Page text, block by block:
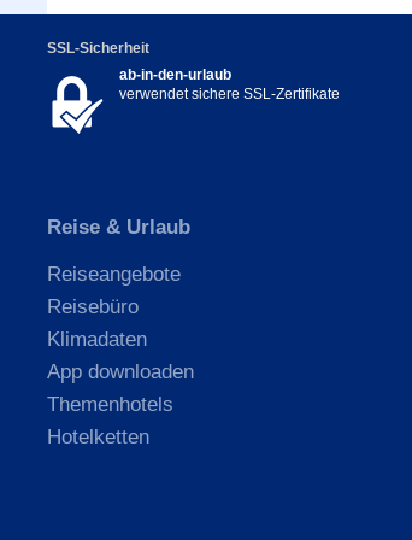
SSL-Sicherheit
ab-in-den-urlaub
verwendet sichere SSL-Zertifikate
Reise & Urlaub
Reiseangebote
Reisebüro
Klimadaten
App downloaden
Themenhotels
Hotelketten